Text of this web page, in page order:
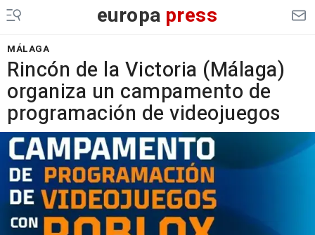
europa press
MÁLAGA
Rincón de la Victoria (Málaga)
organiza un campamento de
programación de videojuegos